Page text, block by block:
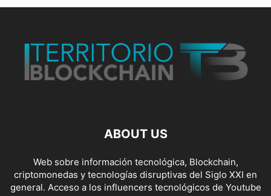
ABOUT US
Web sobre información tecnológica, Blockchain,
criptomonedas y tecnologías disruptivas del Siglo XXI en
general. Acceso a los influencers tecnológicos de Youtube